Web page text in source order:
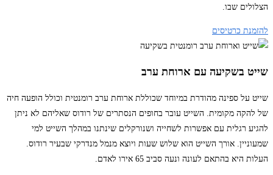
הצלולים שבו.
להזמנת כרטיסים
שייט בשקיעה עם ארוחת ערב
שייט על ספינה מהודרת במיוחד שכוללת ארוחת ערב רומנטית וכולל הופעה חיה
של להקה מקומית. השייט עובר בחופים הנסתרים של רודוס שאליהם לא ניתן
להגיע רגלית עם אפשרות לשחייה ושנורקלים שינתנו במהלך השייט למי
שמעוניין. אורך השייט הוא שלוש שעות ויוצא מנמל מנדרקי שבעיר רודוס.
העלות היא בהתאם לעונה ונעה סביב 65 אירו לאדם.